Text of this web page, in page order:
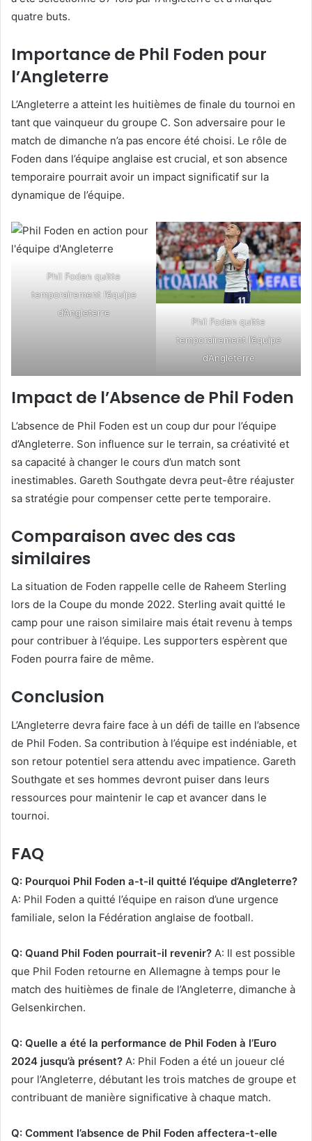
quatre buts.
Importance de Phil Foden pour
l’Angleterre
L’Angleterre a atteint les huitièmes de finale du tournoi en
tant que vainqueur du groupe C. Son adversaire pour le
match de dimanche n’a pas encore été choisi. Le rôle de
Foden dans l’équipe anglaise est crucial, et son absence
temporaire pourrait avoir un impact significatif sur la
dynamique de l’équipe.
Phil Foden quitte
temporairement l’équipe
d’Angleterre
Phil Foden quitte
temporairement l’équipe
d’Angleterre
Impact de l’Absence de Phil Foden
L’absence de Phil Foden est un coup dur pour l’équipe
d’Angleterre. Son influence sur le terrain, sa créativité et
sa capacité à changer le cours d’un match sont
inestimables. Gareth Southgate devra peut-être réajuster
sa stratégie pour compenser cette perte temporaire.
Comparaison avec des cas
similaires
La situation de Foden rappelle celle de Raheem Sterling
lors de la Coupe du monde 2022. Sterling avait quitté le
camp pour une raison similaire mais était revenu à temps
pour contribuer à l’équipe. Les supporters espèrent que
Foden pourra faire de même.
Conclusion
L’Angleterre devra faire face à un défi de taille en l’absence
de Phil Foden. Sa contribution à l’équipe est indéniable, et
son retour potentiel sera attendu avec impatience. Gareth
Southgate et ses hommes devront puiser dans leurs
ressources pour maintenir le cap et avancer dans le
tournoi.
FAQ
Q: Pourquoi Phil Foden a-t-il quitté l’équipe d’Angleterre?
A: Phil Foden a quitté l’équipe en raison d’une urgence
familiale, selon la Fédération anglaise de football.
Q: Quand Phil Foden pourrait-il revenir? A: Il est possible
que Phil Foden retourne en Allemagne à temps pour le
match des huitièmes de finale de l’Angleterre, dimanche à
Gelsenkirchen.
Q: Quelle a été la performance de Phil Foden à l’Euro
2024 jusqu’à présent? A: Phil Foden a été un joueur clé
pour l’Angleterre, débutant les trois matches de groupe et
contribuant de manière significative à chaque match.
Q: Comment l’absence de Phil Foden affectera-t-elle